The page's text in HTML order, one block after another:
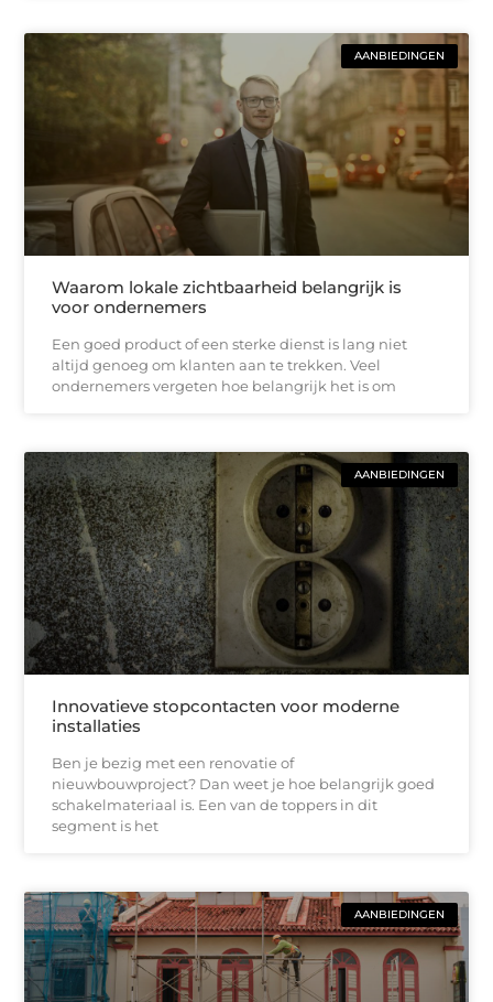
AANBIEDINGEN
Waarom lokale zichtbaarheid belangrijk is
voor ondernemers
Een goed product of een sterke dienst is lang niet
altijd genoeg om klanten aan te trekken. Veel
ondernemers vergeten hoe belangrijk het is om
AANBIEDINGEN
Innovatieve stopcontacten voor moderne
installaties
Ben je bezig met een renovatie of
nieuwbouwproject? Dan weet je hoe belangrijk goed
schakelmateriaal is. Een van de toppers in dit
segment is het
AANBIEDINGEN